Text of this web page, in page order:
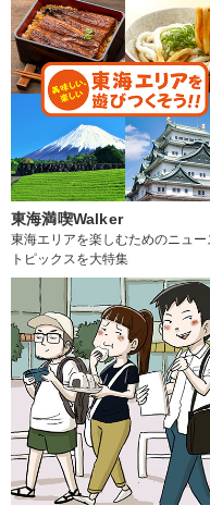
東海満喫Walker
東海エリアを楽しむためのニュー
トピックスを大特集